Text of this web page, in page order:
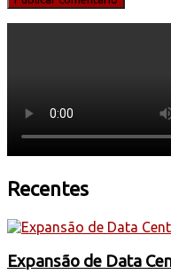
Recentes
Expansão de Data